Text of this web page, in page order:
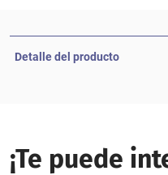
Detalle del producto
¡Te puede